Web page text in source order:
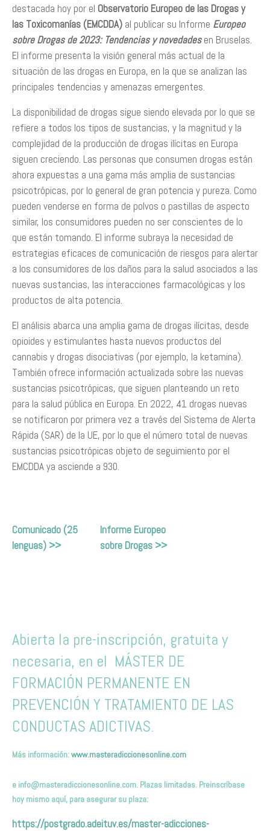
destacada hoy por el Observatorio Europeo de las Drogas y
las Toxicomanías (EMCDDA) al publicar su Informe Europeo
sobre Drogas de 2023: Tendencias y novedadesen Bruselas.
El informe presenta la visión general más actual de la
situación de las drogas en Europa, en la que se analizan las
principales tendencias y amenazas emergentes.
La disponibilidad de drogas sigue siendo elevada por lo que se
refiere a todos los tipos de sustancias, y la magnitud y la
complejidad de la producción de drogas ilícitas en Europa
siguen creciendo. Las personas que consumen drogas están
ahora expuestas a una gama más amplia de sustancias
psicotrópicas, por lo general de gran potencia y pureza. Como
pueden venderse en forma de polvos o pastillas de aspecto
similar, los consumidores pueden no ser conscientes de lo
que están tomando. El informe subraya la necesidad de
estrategias eficaces de comunicación de riesgos para alertar
a los consumidores de los daños para la salud asociados a las
nuevas sustancias, las interacciones farmacológicas y los
productos de alta potencia.
El análisis abarca una amplia gama de drogas ilícitas, desde
opioides y estimulantes hasta nuevos productos del
cannabis y drogas disociativas (por ejemplo, la ketamina).
También ofrece información actualizada sobre las nuevas
sustancias psicotrópicas, que siguen planteando un reto
para la salud pública en Europa. En 2022, 41 drogas nuevas
se notificaron por primera vez a través del Sistema de Alerta
Rápida (SAR) de la UE, por lo que el número total de nuevas
sustancias psicotrópicas objeto de seguimiento por el
EMCDDA ya asciende a 930.
Comunicado (25
lenguas) >>
Informe Europeo
sobre Drogas >>
Abierta la pre-inscripción, gratuita y
necesaria, en el MÁSTER DE
FORMACIÓN PERMANENTE EN
PREVENCIÓN Y TRATAMIENTO DE LAS
CONDUCTAS ADICTIVAS.
Más información:www.masteradiccionesonline.com
e info@masteradiccionesonline.com. Plazas limitadas. Preinscríbase
hoy mismo aquí, para asegurar su plaza:
https://postgrado.adeituv.es/master-adicciones-